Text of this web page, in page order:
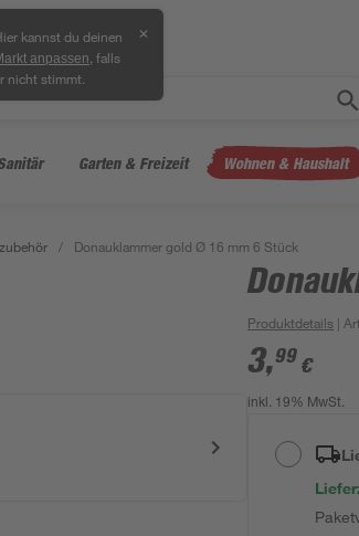
kannst du deinen
anpassen , falls
nicht stimmt.
✕
Garten & Freizeit Wohnen & Haushalt
/ Donauklammer gold Ø 16 mm 6 Stück
Produktdetails |
3,99 €
inkl. 19% MwSt.